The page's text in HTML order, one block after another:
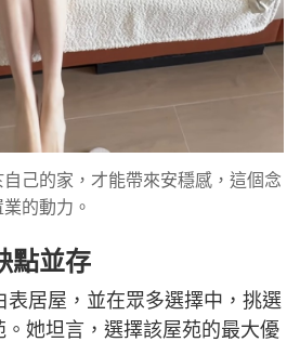
己的家，才能帶來安穩感，這個念
的動力。
點並存
表居屋，並在眾多選擇中，挑選
她坦言，選擇該屋苑的最大優